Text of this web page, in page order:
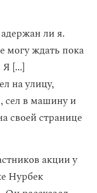
ли я.
могу ждать пока
[...]
на улицу,
сел в машину и
своей странице
акции у
Нурбек